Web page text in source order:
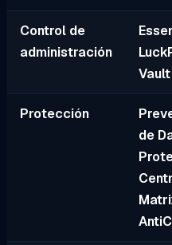
Control de
administración
Vault
Protección
de